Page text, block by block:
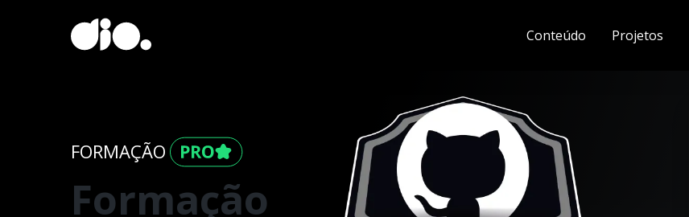
Conteúdo Projetos
FORMAÇÃO
Formação